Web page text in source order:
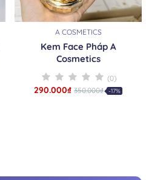
A COSMETICS
Kem Face Pháp A
Cosmetics
(0)
290.000₫ 350.000₫ -17%